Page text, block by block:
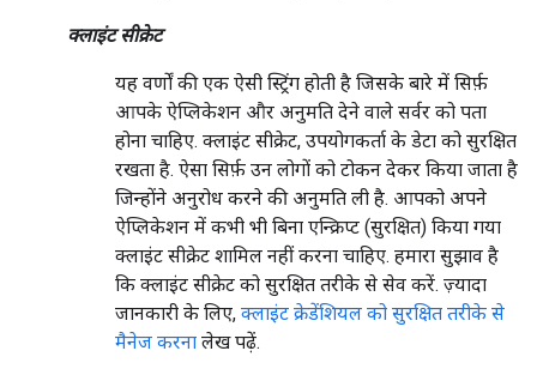
क्लाइंट सीक्रेट
यह वर्णों की एक ऐसी स्ट्रिंग होती है जिसके बारे में सिर्फ़
आपके ऐप्लिकेशन और अनुमति देने वाले सर्वर को पता
होना चाहिए. क्लाइंट सीक्रेट, उपयोगकर्ता के डेटा को सुरक्षित
रखता है. ऐसा सिर्फ़ उन लोगों को टोकन देकर किया जाता है
जिन्होंने अनुरोध करने की अनुमति ली है. आपको अपने
ऐप्लिकेशन में कभी भी बिना एन्क्रिप्ट (सुरक्षित) किया गया
क्लाइंट सीक्रेट शामिल नहीं करना चाहिए. हमारा सुझाव है
कि क्लाइंट सीक्रेट को सुरक्षित तरीके से सेव करें. ज़्यादा
जानकारी के लिए, क्लाइंट क्रेडेंशियल को सुरक्षित तरीके से
मैनेज करना लेख पढ़ें.